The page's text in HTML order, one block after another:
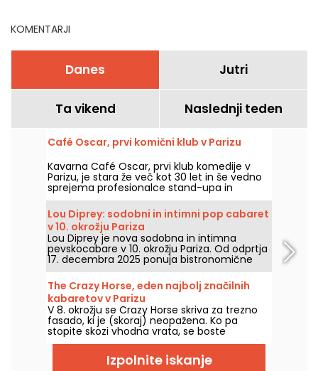
KOMENTARJI
Danes Jutri
Ta vikend Naslednji teden
Café Oscar, prvi komični klub v Parizu
Kavarna Café Oscar, prvi klub komedije v
Parizu, je stara že več kot 30 let in še vedno
sprejema profesionalce stand-upa in
morebitne bodoče profesionalce. Café
Oscar vsak teden predstavi nove komike.
Lou Diprey: sodobni in intimni pop cabaret
v 10. okrožju Pariza
Lou Diprey je nova sodobna in intimna
pevskocabare v 10. okrožju Pariza. Od odprtja
17. decembra 2025 ponuja bistronomične
večerje, koreografske nastope ter
nepozabne nočne žure, vse v ambientu z
rahlo osvetlitvijo, ustvarjenem za sodobno
nočno doživetje. Ste pripravljeni na vstop v
svet, ki ga ni moč najti nikjer drugje?
The Crazy Horse, eden najbolj značilnih
kabaretov v Parizu
V 8. okrožju se Crazy Horse skriva za trezno
fasado, ki je (skoraj) neopažena. Ko pa
stopite skozi vhodna vrata, se boste
prestavili v povsem drugačno vzdušje, saj si
boste ogledali čudovito predstavo s plesom,
nastopi in osvetljenim dekorjem.
Izpolnite iskanje